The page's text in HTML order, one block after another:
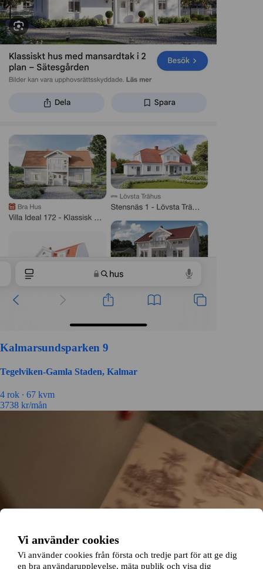
Vi använder cookies
Vi använder cookies från första och tredje part för att ge dig
en bra användarupplevelse, mäta publik och visa dig
Kalmarsundsparken 9
Tegelviken-Gamla Staden, Kalmar
4 rok ∙ 67 kvm
3738 kr/mån